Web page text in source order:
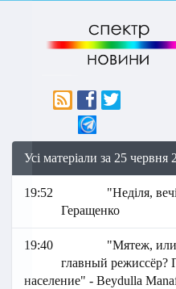
Усі матеріали за 25
19:52
"Неділя,
Геращенко
19:40
"Мятеж,
главный режиссёр?
население" - Beydulla